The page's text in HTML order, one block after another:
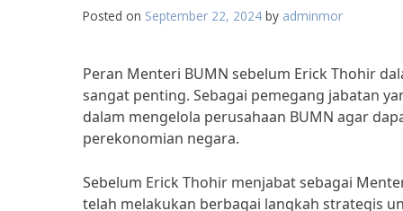
Posted on September 22, 2024 by adminmor
Peran Menteri BUMN sebelum Erick Thohir
sangat penting. Sebagai pemegang jabatan
dalam mengelola perusahaan BUMN agar
perekonomian negara.
Sebelum Erick Thohir menjabat sebagai
telah melakukan berbagai langkah strategis